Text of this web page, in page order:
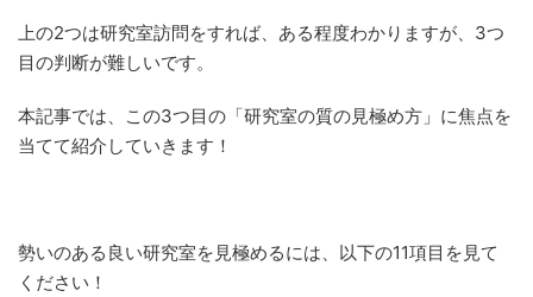
上の2つは研究室訪問をすれば、ある程度わかりますが、3つ
目の判断が難しいです。
本記事では、この3つ目の「研究室の質の見極め方」に焦点を
当てて紹介していきます！
勢いのある良い研究室を見極めるには、以下の11項目を見て
ください！